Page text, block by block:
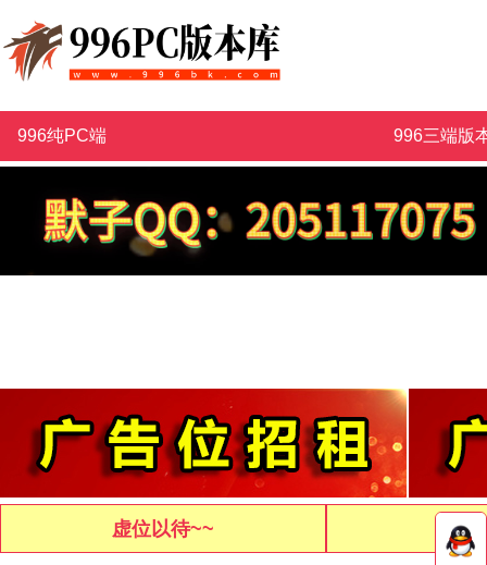
996纯PC端 996三端版
虚位以待~~ 虚